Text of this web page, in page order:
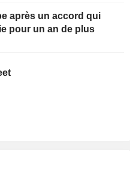
après un accord qui
pour un an de plus